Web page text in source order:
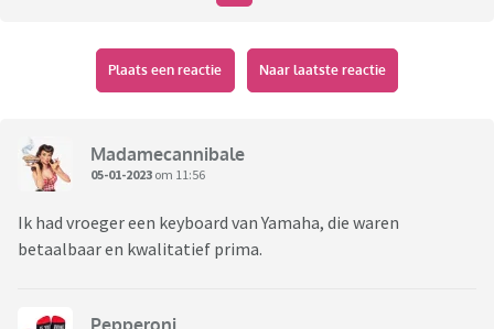
Plaats een reactie Naar laatste reactie
Madamecannibale
05-01-2023 om 11:56
Ik had vroeger een keyboard van Yamaha, die waren
betaalbaar en kwalitatief prima.
Pepperoni